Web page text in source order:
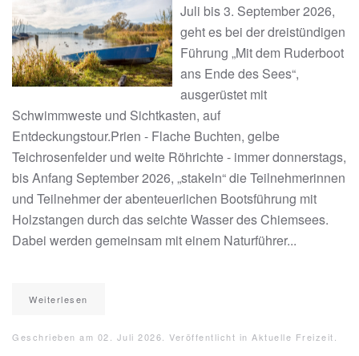
Juli bis 3. September 2026,
geht es bei der dreistündigen
Führung „Mit dem Ruderboot
ans Ende des Sees“,
ausgerüstet mit
Schwimmweste und Sichtkasten, auf
Entdeckungstour.Prien - Flache Buchten, gelbe
Teichrosenfelder und weite Röhrichte - immer donnerstags,
bis Anfang September 2026, „stakeln“ die Teilnehmerinnen
und Teilnehmer der abenteuerlichen Bootsführung mit
Holzstangen durch das seichte Wasser des Chiemsees.
Dabei werden gemeinsam mit einem Naturführer...
Weiterlesen
Geschrieben am 02. Juli 2026 . Veröffentlicht in Aktuelle Freizeit